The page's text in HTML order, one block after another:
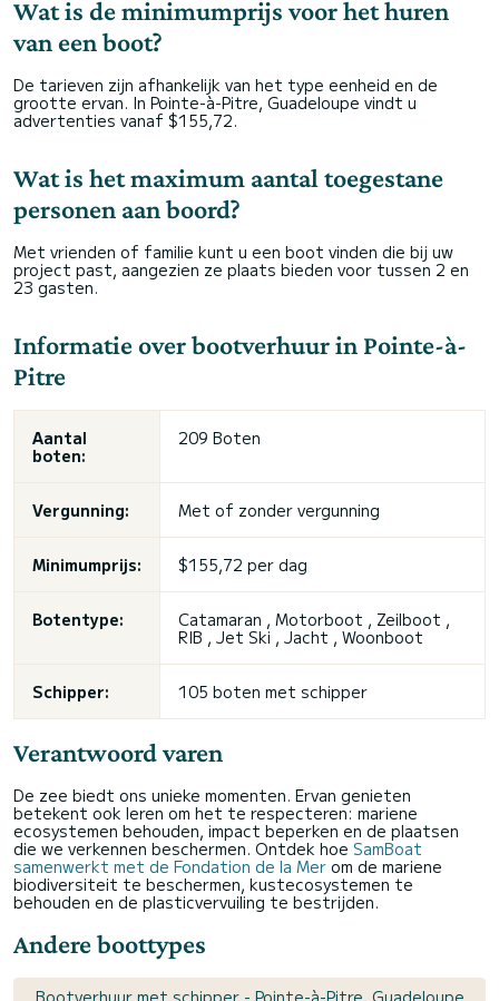
Wat is de minimumprijs voor het huren
van een boot?
De tarieven zijn afhankelijk van het type eenheid en de
grootte ervan. In Pointe-à-Pitre, Guadeloupe vindt u
advertenties vanaf $155,72.
Wat is het maximum aantal toegestane
personen aan boord?
Met vrienden of familie kunt u een boot vinden die bij uw
project past, aangezien ze plaats bieden voor tussen 2 en
23 gasten.
Informatie over bootverhuur in Pointe-à-
Pitre
Aantal
boten:
209 Boten
Vergunning: Met of zonder vergunning
Minimumprijs: $155,72 per dag
Botentype:
Catamaran , Motorboot , Zeilboot ,
RIB , Jet Ski , Jacht , Woonboot
Schipper: 105 boten met schipper
Verantwoord varen
De zee biedt ons unieke momenten. Ervan genieten
betekent ook leren om het te respecteren: mariene
ecosystemen behouden, impact beperken en de plaatsen
die we verkennen beschermen. Ontdek hoe SamBoat
samenwerkt met de Fondation de la Mer om de mariene
biodiversiteit te beschermen, kustecosystemen te
behouden en de plasticvervuiling te bestrijden.
Andere boottypes
Bootverhuur met schipper - Pointe-à-Pitre, Guadeloupe